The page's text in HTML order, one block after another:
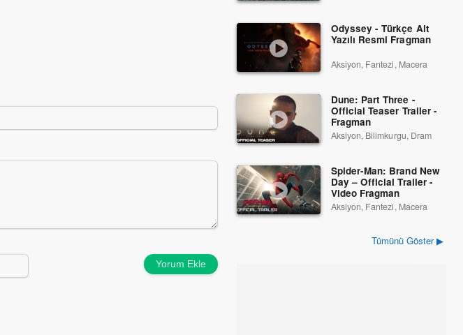
Yorum Ekle
Odyssey - Türkçe Alt
Yazılı Resmi Fragman
Aksiyon, Fantezi, Macera
Dune: Part Three -
Official Teaser Trailer -
Fragman
Aksiyon, Bilimkurgu, Dram
Spider-Man: Brand New
Day – Official Trailer -
Video Fragman
Aksiyon, Fantezi, Macera
Tümünü Göster ▶